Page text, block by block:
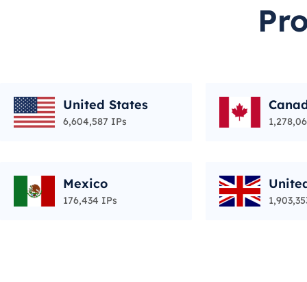
United States
6,604,587 IPs
Mexico
176,434 IPs